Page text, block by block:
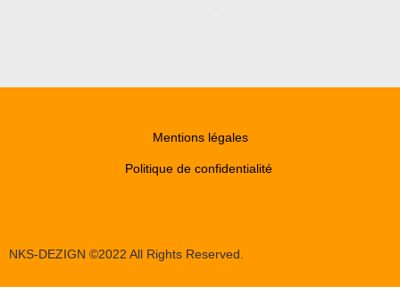
Mentions légales
Politique de confidentialité
NKS-DEZIGN ©2022 All Rights Reserved.